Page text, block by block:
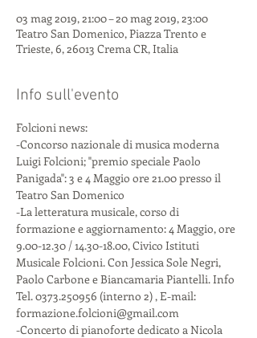
03 mag 2019, 21:00 – 20 mag 2019, 23:00
Teatro San Domenico, Piazza Trento e
Trieste, 6, 26013 Crema CR, Italia
Info sull'evento
Folcioni news:
-Concorso nazionale di musica moderna
Luigi Folcioni; "premio speciale Paolo
Panigada": 3 e 4 Maggio ore 21.00 presso il
Teatro San Domenico
-La letteratura musicale, corso di
formazione e aggiornamento: 4 Maggio, ore
9.00-12.30 / 14.30-18.00, Civico Istituti
Musicale Folcioni. Con Jessica Sole Negri,
Paolo Carbone e Biancamaria Piantelli. Info
Tel. 0373.250956 (interno 2) , E-mail:
formazione.folcioni@gmail.com
-Concerto di pianoforte dedicato a Nicola